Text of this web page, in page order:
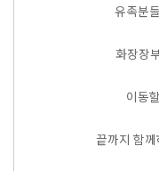
유족분
화장장
이동
끝까지 함